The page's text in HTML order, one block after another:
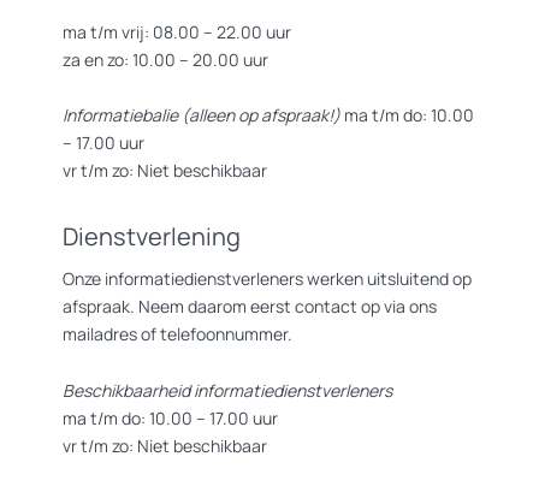
ma t/m vrij: 08.00 – 22.00 uur
za en zo: 10.00 – 20.00 uur
Informatiebalie (alleen op afspraak!) ma t/m do: 10.00
– 17.00 uur
vr t/m zo: Niet beschikbaar
Dienstverlening
Onze informatiedienstverleners werken uitsluitend op
afspraak. Neem daarom eerst contact op via ons
mailadres of telefoonnummer.
Beschikbaarheid informatiedienstverleners
ma t/m do: 10.00 – 17.00 uur
vr t/m zo: Niet beschikbaar